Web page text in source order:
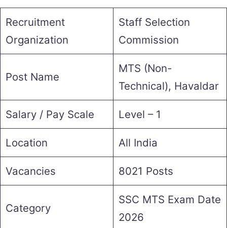
Recruitment
Organization
Staff Selection
Commission
Post Name
MTS (Non-
Technical), Havaldar
Salary / Pay Scale Level – 1
Location All India
Vacancies 8021 Posts
Category
SSC MTS Exam Date
2026